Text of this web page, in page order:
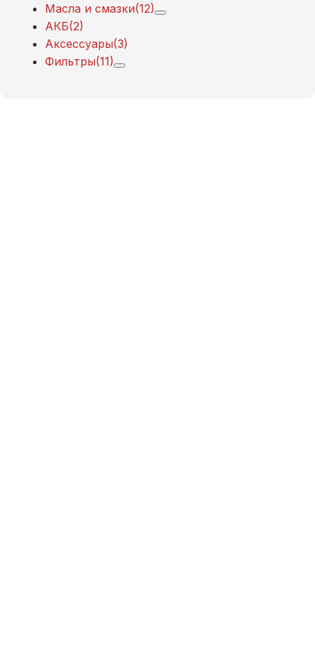
Масла и смазки(12)
АКБ(2)
Аксессуары(3)
Фильтры(11)